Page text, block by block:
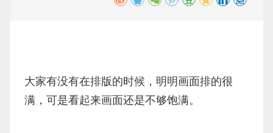
大家有没有在排版的时候，明明画面排的很
满，可是看起来画面还是不够饱满。